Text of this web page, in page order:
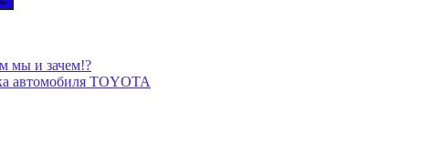
мы и зачем!?
автомобиля TOYOTA